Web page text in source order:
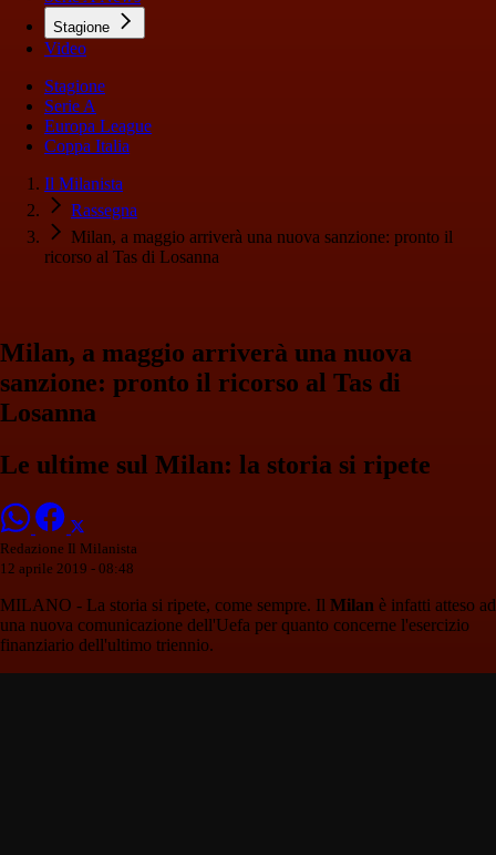
Stagione
Video
Stagione
Serie A
Europa League
Coppa Italia
Il Milanista
Rassegna
Milan, a maggio arriverà una nuova sanzione: pronto il
ricorso al Tas di Losanna
Milan, a maggio arriverà una nuova
sanzione: pronto il ricorso al Tas di
Losanna
Le ultime sul Milan: la storia si ripete
Redazione Il Milanista
12 aprile 2019 - 08:48
MILANO - La storia si ripete, come sempre. Il Milan è infatti atteso ad
una nuova comunicazione dell'Uefa per quanto concerne l'esercizio
finanziario dell'ultimo triennio.